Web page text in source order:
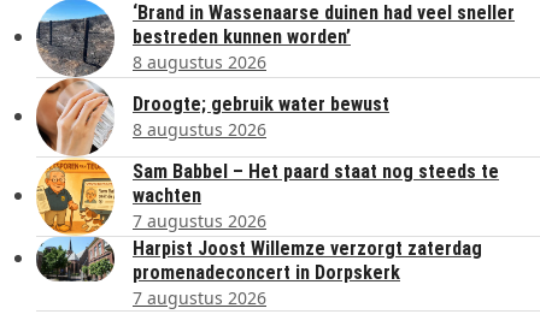
‘Brand in Wassenaarse duinen had veel sneller
bestreden kunnen worden’
8 augustus 2026
Droogte; gebruik water bewust
8 augustus 2026
Sam Babbel – Het paard staat nog steeds te
wachten
7 augustus 2026
Harpist Joost Willemze verzorgt zaterdag
promenadeconcert in Dorpskerk
7 augustus 2026